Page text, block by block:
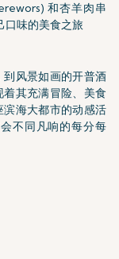
和杏羊肉串
口味的美食之旅
风景如画的开普酒
其充满冒险、美食
海大都市的动感活
不同凡响的每分每